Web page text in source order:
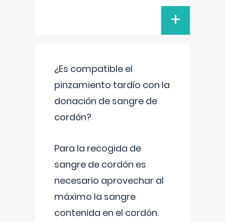
+
¿Es compatible el
pinzamiento tardío con la
donación de sangre de
cordón?
Para la recogida de
sangre de cordón es
necesario aprovechar al
máximo la sangre
contenida en el cordón.